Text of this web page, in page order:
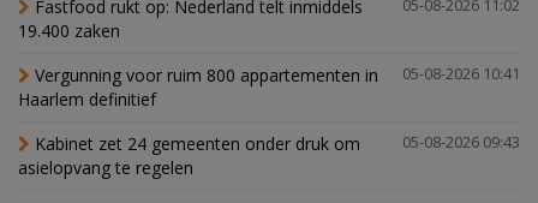
05-08-2026 11:02
Fastfood rukt op: Nederland telt inmiddels
19.400 zaken
05-08-2026 10:41
Vergunning voor ruim 800 appartementen in
Haarlem definitief
05-08-2026 09:43
Kabinet zet 24 gemeenten onder druk om
asielopvang te regelen